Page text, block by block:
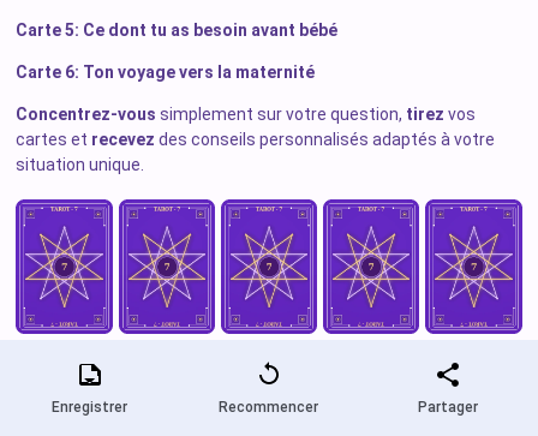
Enregistrer Recommencer Partager
Carte 5: Ce dont tu as besoin avant bébé
Carte 6: Ton voyage vers la maternité
Concentrez-vous simplement sur votre question, tirez vos
cartes et recevez des conseils personnalisés adaptés à votre
situation unique.